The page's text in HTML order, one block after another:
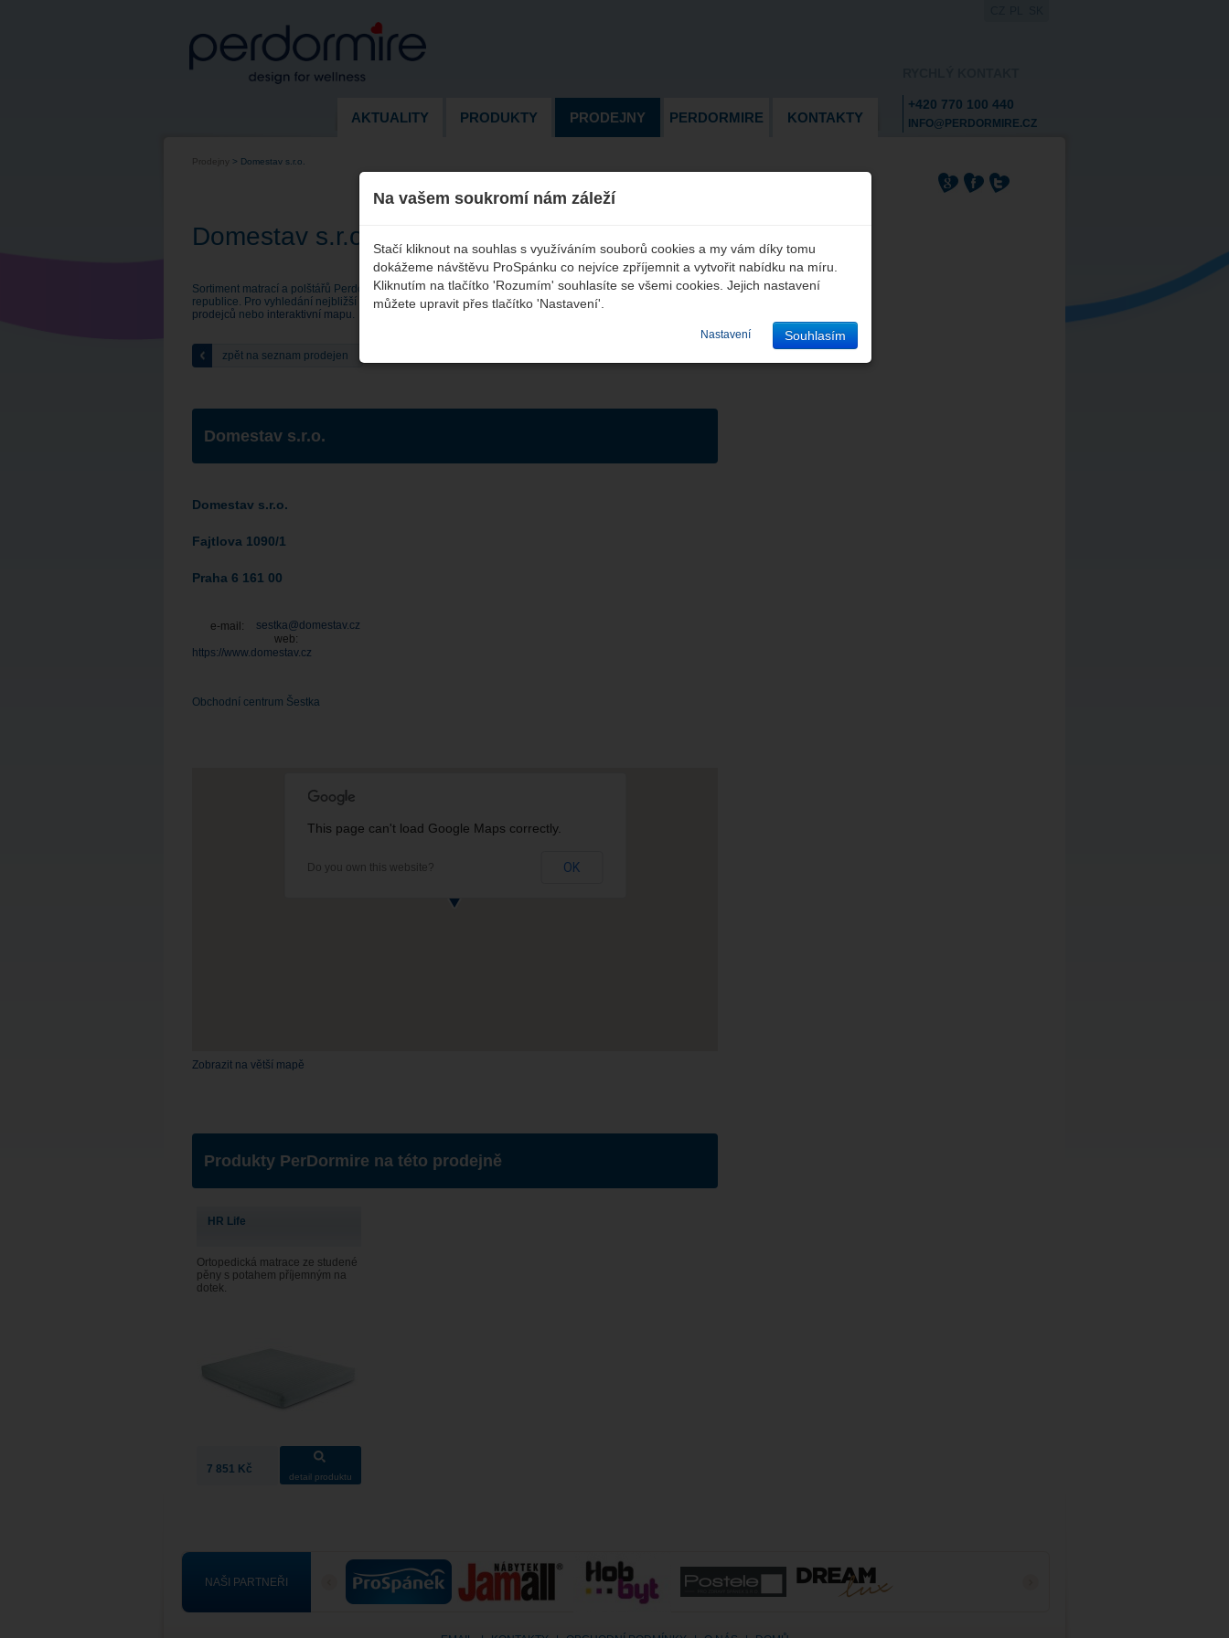
Na vašem soukromí nám záleží
Stačí kliknout na souhlas s využíváním souborů cookies a my vám díky tomu
dokážeme návštěvu ProSpánku co nejvíce zpříjemnit a vytvořit nabídku na míru.
Kliknutím na tlačítko 'Rozumím' souhlasíte se všemi cookies. Jejich nastavení
můžete upravit přes tlačítko 'Nastavení'.
Nastavení Souhlasím
+420 770 100 440
INFO@PERDORMIRE.CZ
AKTUALITY PRODUKTY PRODEJNY PERDORMIRE KONTAKTY
Prodejny > Domestav s.r.o.
Domestav s.r.o.
Sortiment matrací a polštářů Perdormire je možné zakoupit na více než 200 místech po celé České
republice. Pro vyhledání nejbližší prodejny s výrobky Perdormire můžete použít kompletní
prodejců nebo interaktivní mapu.
zpět na seznam prodejen
Domestav s.r.o.
Domestav s.r.o.
Fajtlova 1090/1
Praha 6 161 00
e-mail:
sestka@domestav.cz
web:
https://www.domestav.cz
Obchodní centrum Šestka
This page can't load Google Maps correctly.
Do you own this website? OK
Zobrazit na větší mapě
Produkty PerDormire na této prodejně
HR Life
Ortopedická matrace ze studené
pěny s potahem příjemným na
dotek.
7 851 Kč
detail produktu
NAŠI PARTNEŘI